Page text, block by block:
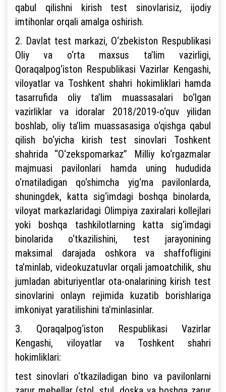
qabul qilishni kirish test sinovlarisiz, ijodiy
imtihonlar orqali amalga oshirish.
2. Davlat test markazi, O‘zbekiston Respublikasi
Oliy va o‘rta maxsus ta’lim vazirligi,
Qoraqalpog‘iston Respublikasi Vazirlar Kengashi,
viloyatlar va Toshkent shahri hokimliklari hamda
tasarrufida oliy ta’lim muassasalari bo‘lgan
vazirliklar va idoralar 2018/2019-o‘quv yilidan
boshlab, oliy ta’lim muassasasiga o‘qishga qabul
qilish bo‘yicha kirish test sinovlari Toshkent
shahrida “O‘zekspomarkaz” Milliy ko‘rgazmalar
majmuasi pavilonlari hamda uning hududida
o‘rnatiladigan qo‘shimcha yig‘ma pavilonlarda,
shuningdek, katta sig‘imdagi boshqa binolarda,
viloyat markazlaridagi Olimpiya zaxiralari kollejlari
yoki boshqa tashkilotlarning katta sig‘imdagi
binolarida o‘tkazilishini, test jarayonining
maksimal darajada oshkora va shaffofligini
ta’minlab, videokuzatuvlar orqali jamoatchilik, shu
jumladan abituriyentlar ota-onalarining kirish test
sinovlarini onlayn rejimida kuzatib borishlariga
imkoniyat yaratilishini ta’minlasinlar.
3. Qoraqalpog‘iston Respublikasi Vazirlar
Kengashi, viloyatlar va Toshkent shahri
hokimliklari:
test sinovlari o‘tkaziladigan bino va pavilonlarni